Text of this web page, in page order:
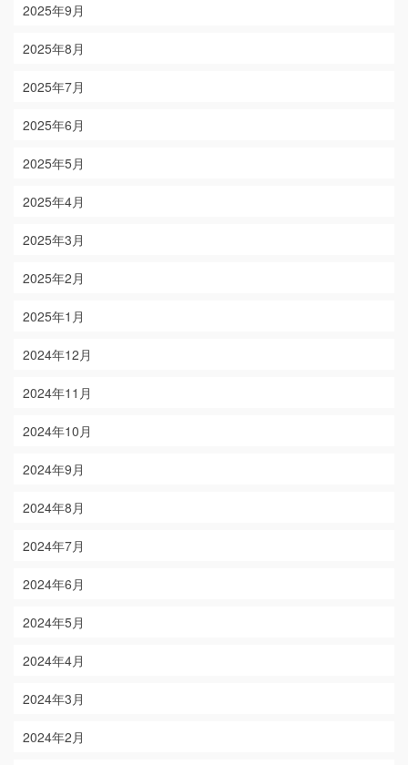
2025年9月
2025年8月
2025年7月
2025年6月
2025年5月
2025年4月
2025年3月
2025年2月
2025年1月
2024年12月
2024年11月
2024年10月
2024年9月
2024年8月
2024年7月
2024年6月
2024年5月
2024年4月
2024年3月
2024年2月